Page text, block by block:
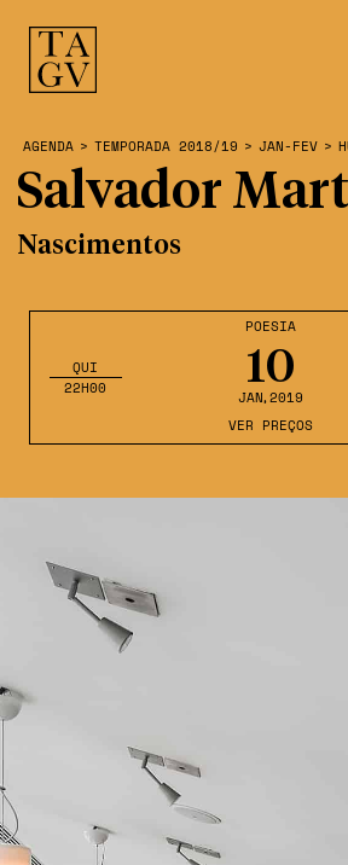
POESIA
10
JAN,2019
QUI
22H00
VER PREÇOS
AGENDA > TEMPORADA 2018/19 > JAN-FEV >
Salvador
Nascimentos